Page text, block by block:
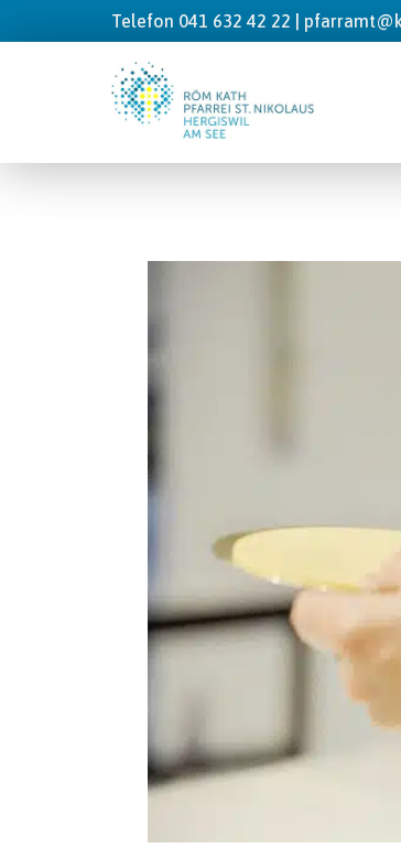
Telefon 041 632 42 22 |